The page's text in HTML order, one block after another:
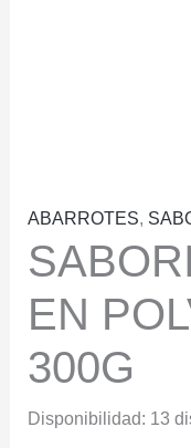
ABARROTES,
EN
300G
Disponibilidad: 13